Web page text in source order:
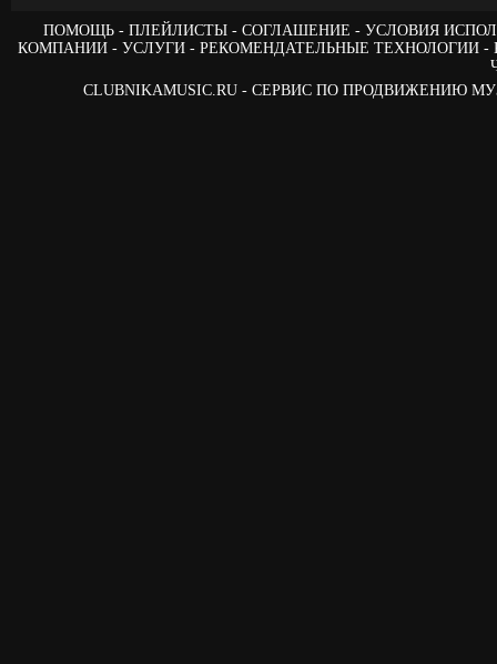
ПОМОЩЬ ПЛЕЙЛИСТЫ СОГЛАШЕНИЕ
УСЛОВИЯ
КОМПАНИИ
УСЛУГИ РЕКОМЕНДАТЕЛЬНЫЕ ТЕХНОЛОГИИ
CLUBNIKAMUSIC.RU - СЕРВИС ПО ПРОДВИЖЕНИЮ